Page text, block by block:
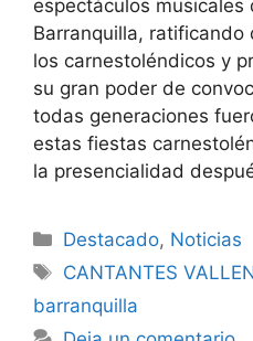
espectáculos musicales
Barranquilla,
los carnestoléndicos y
su gran poder de
todas generaciones
estas fiestas
la presencialidad
Destacado, Noticias
CANTANTES
barranquilla